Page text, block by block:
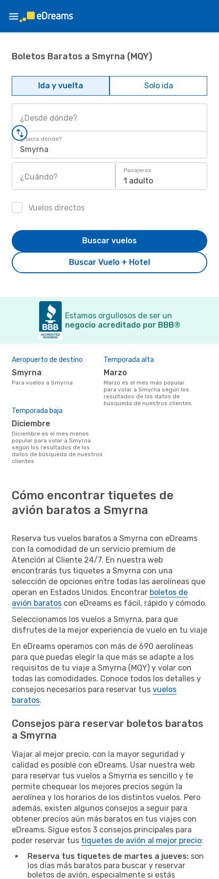
Boletos Baratos a Smyrna (MQY)
Ida y vuelta Solo ida
¿Desde dónde?
¿Hacia dónde?
Smyrna
¿Cuándo?
Pasajeros
1 adulto
Vuelos directos
Buscar Vuelo + Hotel
Buscar vuelos
Estamos orgullosos de ser un
negocio acreditado por BBB®
Aeropuerto de destino
Smyrna
Para vuelos a Smyrna
Temporada alta
marzo
marzo es el mes más popular
para volar a Smyrna según los
resultados de los datos de
búsqueda de nuestros clientes
Temporada baja
diciembre
diciembre es el mes menos
popular para volar a Smyrna
según los resultados de los
datos de búsqueda de nuestros
clientes
Cómo encontrar tiquetes de
avión baratos a Smyrna
Reserva tus vuelos baratos a Smyrna con eDreams
con la comodidad de un servicio premium de
Atención al Cliente 24/7. En nuestra web
encontrarás tus tiquetes a Smyrna con una
selección de opciones entre todas las aerolíneas que
operan en Estados Unidos. Encontrar boletos de
avión baratos con eDreams es fácil, rápido y cómodo.
Seleccionamos los vuelos a Smyrna, para que
disfrutes de la mejor experiencia de vuelo en tu viaje
En eDreams operamos con más de 690 aerolíneas
para que puedas elegir la que más se adapte a los
requisitos de tu viaje a Smyrna (MQY) y volar con
todas las comodidades. Conoce todos los detalles y
consejos necesarios para reservar tus vuelos
baratos.
Consejos para reservar boletos baratos
a Smyrna
Viajar al mejor precio, con la mayor seguridad y
calidad es posible con eDreams. Usar nuestra web
para reservar tus vuelos a Smyrna es sencillo y te
permite chequear los mejores precios según la
aerolínea y los horarios de los distintos vuelos. Pero
además, existen algunos consejos a seguir para
obtener precios aún más baratos en tus viajes con
eDreams. Sigue estos 3 consejos principales para
poder reservar tus tiquetes de avión al mejor precio:
Reserva tus tiquetes de martes a jueves: son
los días más baratos para buscar y reservar
boletos de avión, especialmente si estás